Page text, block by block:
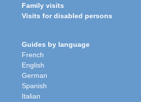
Family visits
Visits for disabled persons
Guides by language
French
English
German
Spanish
Italian